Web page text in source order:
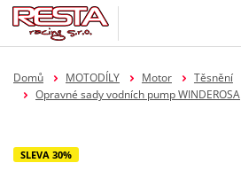
Domů MOTODÍLY Motor Těsnění
Opravné sady vodních pump WINDEROSA
SLEVA 30%